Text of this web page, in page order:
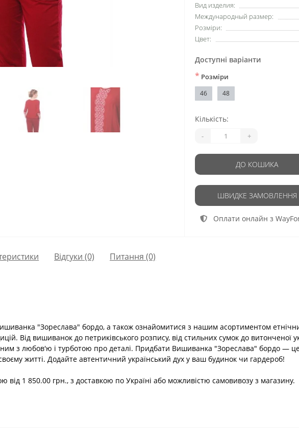
Вид изделия:
Международный размер:
Розміри:
Цвет:
Доступні варіанти
* Розміри
46 48
Кількість:
- +
ДО КОШИКА
ШВИДКЕ ЗАМОВЛЕННЯ
Оплати онлайн з
Відгуки (0) Питання (0)
"Зореслава" бордо, а також ознайомитися з нашим асортиментом
Від вишиванок до петриківського розпису, від стильних сумок до
з любов'ю і турботою про деталі. Придбати Вишиванка "Зореслава" бордо —
житті. Додайте автентичний український дух у ваш будинок чи гардероб!
від 1 850.00 грн., з доставкою по Україні або можливістю самовивозу з магазину.